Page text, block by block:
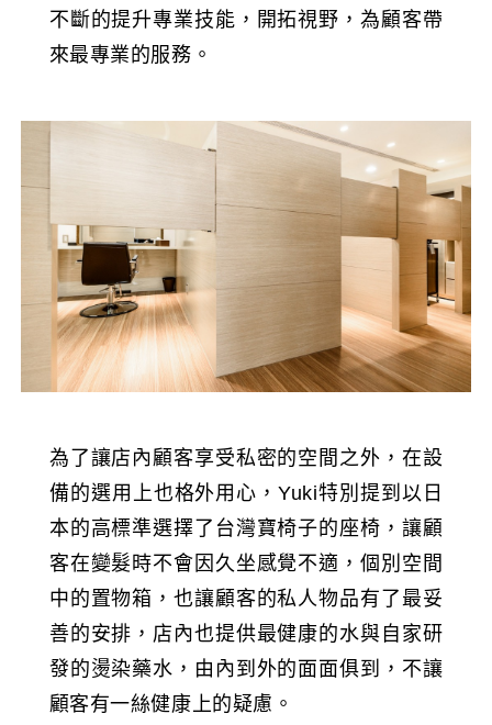
不斷的提升專業技能，開拓視野，為顧客帶
來最專業的服務。
為了讓店內顧客享受私密的空間之外，在設
備的選用上也格外用心，Yuki特別提到以日
本的高標準選擇了台灣寶椅子的座椅，讓顧
客在變髮時不會因久坐感覺不適，個別空間
中的置物箱，也讓顧客的私人物品有了最妥
善的安排，店內也提供最健康的水與自家研
發的燙染藥水，由內到外的面面俱到，不讓
顧客有一絲健康上的疑慮。